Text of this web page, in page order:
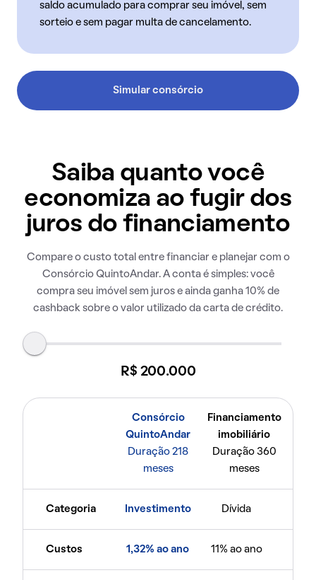
saldo acumulado para comprar seu imóvel, sem
sorteio e sem pagar multa de cancelamento.
Simular consórcio
Saiba quanto você
economiza ao fugir dos
juros do financiamento
Compare o custo total entre financiar e planejar com o
Consórcio QuintoAndar. A conta é simples: você
compra seu imóvel sem juros e ainda ganha 10% de
cashback sobre o valor utilizado da carta de crédito.
R$ 200.000
Consórcio
QuintoAndar
Duração 218
meses
Financiamento
imobiliário
Duração 360
meses
Categoria Investimento Dívida
Custos 1,32% ao ano 11% ao ano